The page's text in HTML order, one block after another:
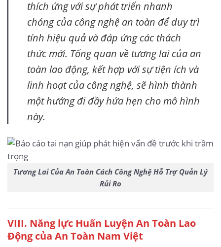
thích ứng với sự phát triển nhanh
chóng của công nghệ an toàn để duy trì
tính hiệu quả và đáp ứng các thách
thức mới. Tổng quan về tương lai của an
toàn lao động, kết hợp với sự tiện ích và
linh hoạt của công nghệ, sẽ hình thành
một hướng đi đầy hứa hẹn cho mô hình
này.
Tương Lai Của An Toàn Cách Công Nghệ Hỗ Trợ Quản Lý
Rủi Ro
VIII. Năng lực Huấn Luyện An Toàn Lao
Động của An Toàn Nam Việt